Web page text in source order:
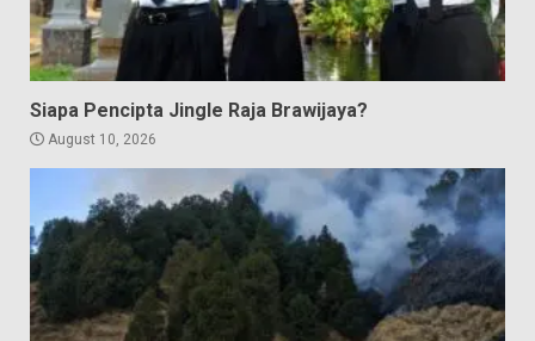
Siapa Pencipta Jingle Raja Brawijaya?
August 10, 2026